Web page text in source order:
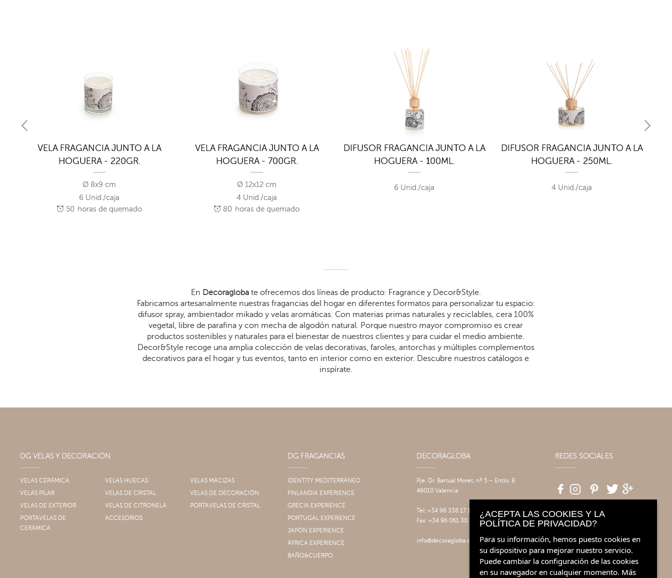
VELA FRAGANCIA JUNTO A LA
HOGUERA - 220GR.
Ø 8x9 cm
6 Unid./caja
50 horas de quemado
VELA FRAGANCIA JUNTO A LA
HOGUERA - 700GR.
Ø 12x12 cm
4 Unid./caja
80 horas de quemado
DIFUSOR FRAGANCIA JUNTO A LA
HOGUERA - 100ML.
6 Unid./caja
DIFUSOR FRAGANCIA JUNTO A LA
HOGUERA - 250ML.
4 Unid./caja
En Decoraglobate ofrecemos dos líneas de producto: Fragrance y Decor&Style.
Fabricamos artesanalmente nuestras fragancias del hogar en diferentes formatos para personalizar tu espacio:
difusor spray, ambientador mikado y velas aromáticas. Con materias primas naturales y reciclables, cera 100%
vegetal, libre de parafina y con mecha de algodón natural. Porque nuestro mayor compromiso es crear
productos sostenibles y naturales para el bienestar de nuestros clientes y para cuidar el medio ambiente.
Decor&Style recoge una amplia colección de velas decorativas, faroles, antorchas y múltiples complementos
decorativos para el hogar y tus eventos, tanto en interior como en exterior. Descubre nuestros catálogos e
inspírate.
DG VELAS Y DECORACIÓN
VELAS CERÁMICA VELAS HUECAS
VELAS MACIZAS
VELAS PILAR
VELAS DE CRISTAL
VELAS DE DECORACIÓN
VELAS DE EXTERIOR
VELAS DE CITRONELA
PORTAVELAS DE CRISTAL
PORTAVELAS DE
CERÁMICA
ACCESORIOS
DG FRAGANCIAS
IDENTITY MEDITERRÁNEO
FINLANDIA EXPERIENCE
GRECIA EXPERIENCE
PORTUGAL EXPERIENCE
JAPÓN EXPERIENCE
ÁFRICA EXPERIENCE
BAÑO&CUERPO
DECORAGLOBA
Pje. Dr. Bartual Moret, nº 5 – Entlo. B
46010 Valencia
Tel: +34 96 338 17 17
Fax: +34 96 061 30 14
info@decoragloba.com
REDES SOCIALES
¿ACEPTA LAS COOKIES Y LA
POLÍTICA DE PRIVACIDAD?
Para su información, hemos puesto cookies en
su dispositivo para mejorar nuestro servicio.
Puede cambiar la configuración de las cookies
en su navegador en cualquier momento. Más